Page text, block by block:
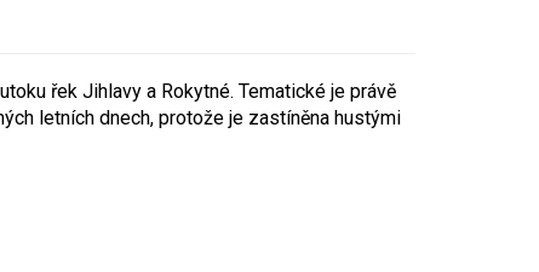
řek Jihlavy a Rokytné. Tematické je právě
letních dnech, protože je zastíněna hustými